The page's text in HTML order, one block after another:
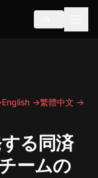
English →繁體中文 →
る同済
ームの